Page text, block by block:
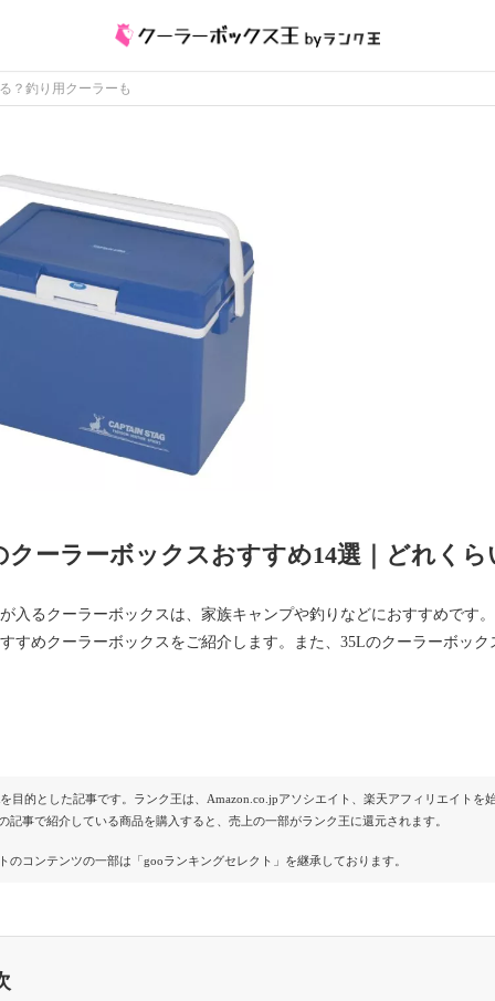
？釣り用クーラーも
クーラーボックスおすすめ14選｜どれく
入るクーラーボックスは、家族キャンプや釣りなどにおすすめです
すめクーラーボックスをご紹介します。また、35Lのクーラーボッ
目的とした記事です。ランク王は、Amazon.co.jpアソシエイト、楽天アフィリエイト
記事で紹介している商品を購入すると、売上の一部がランク王に還元されます。
のコンテンツの一部は「gooランキングセレクト」を継承しております。